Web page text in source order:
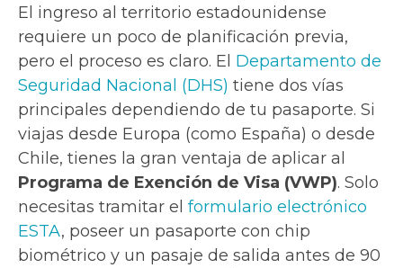
El ingreso al territorio estadounidense
requiere un poco de planificación previa,
pero el proceso es claro. El Departamento de
Seguridad Nacional (DHS) tiene dos vías
principales dependiendo de tu pasaporte. Si
viajas desde Europa (como España) o desde
Chile, tienes la gran ventaja de aplicar al
Programa de Exención de Visa (VWP). Solo
necesitas tramitar el formulario electrónico
ESTA, poseer un pasaporte con chip
biométrico y un pasaje de salida antes de 90